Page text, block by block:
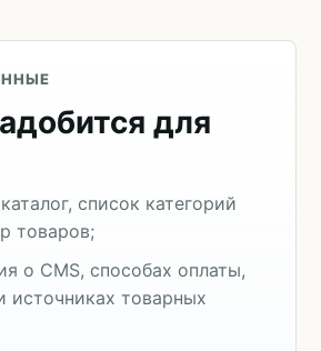
для
список категорий
товаров;
о CMS, способах оплаты,
источниках товарных